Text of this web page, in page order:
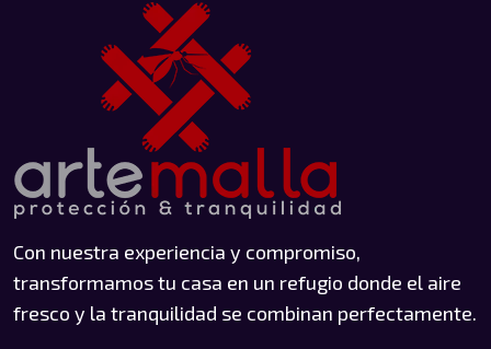
Con nuestra experiencia y compromiso,
transformamos tu casa en un refugio donde el aire
fresco y la tranquilidad se combinan perfectamente.